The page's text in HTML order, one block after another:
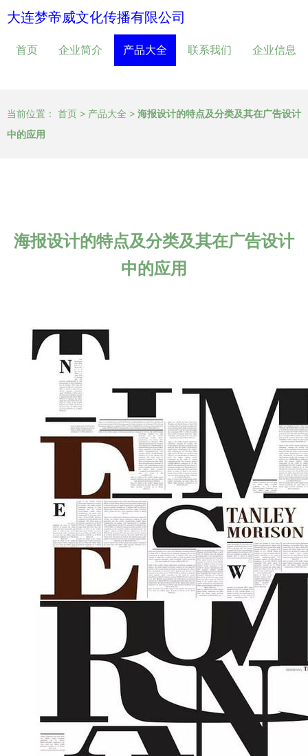
大连梦帝威文化传播有限公司
首页 企业简介 产品大全 联系我们 企业信息
当前位置： 首页 > 产品大全 > 海报设计的特点及分类及其在广告设计
中的应用
海报设计的特点及分类及其在广告设计
中的应用